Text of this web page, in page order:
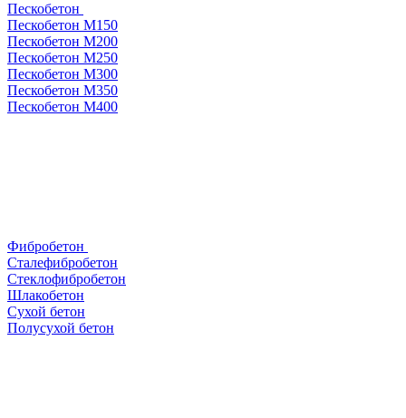
Пескобетон
Пескобетон М150
Пескобетон М200
Пескобетон М250
Пескобетон М300
Пескобетон М350
Пескобетон М400
Фибробетон
Сталефибробетон
Стеклофибробетон
Шлакобетон
Сухой бетон
Полусухой бетон